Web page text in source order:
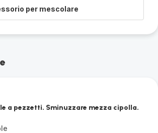
per mescolare
a pezzetti. Sminuzzare mezza cipolla.